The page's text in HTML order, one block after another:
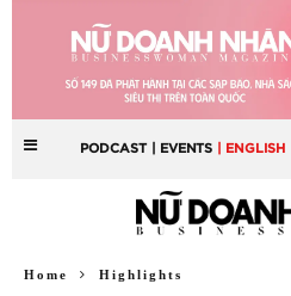
PODCAST | EVENTS | ENGLISH
Home Highlights